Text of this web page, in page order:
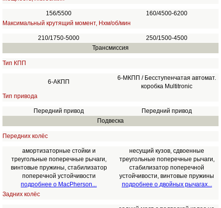
156/5500
160/4500-6200
Максимальный крутящий момент, Нхм/об/мин
210/1750-5000
250/1500-4500
Трансмиссия
Тип КПП
6-АКПП
6-МКПП / Бесступенчатая автомат.
коробка Multitronic
Тип привода
Передний привод
Передний привод
Подвеска
Передних колёс
амортизаторные стойки и
треугольные поперечные рычаги,
винтовые пружины, стабилизатор
поперечной устойчивости
подробнее о MacPherson...
несущий кузов, сдвоенные
треугольные поперечные рычаги,
стабилизатор поперечной
устойчивости, винтовые пружины
подробнее о двойных рычагах...
Задних колёс